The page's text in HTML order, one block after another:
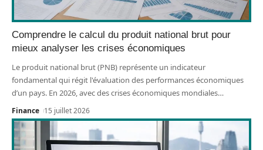
Comprendre le calcul du produit national brut pour
mieux analyser les crises économiques
Le produit national brut (PNB) représente un indicateur
fondamental qui régit l'évaluation des performances économiques
d’un pays. En 2026, avec des crises économiques mondiales…
Finance 15 juillet 2026